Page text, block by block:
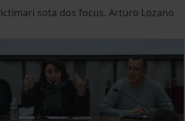
sota dos focus. Arturo Lozano